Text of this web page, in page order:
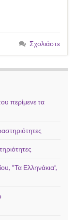
Σχολιάστε
περίμενε τα
“Τα Ελληνάκια”,